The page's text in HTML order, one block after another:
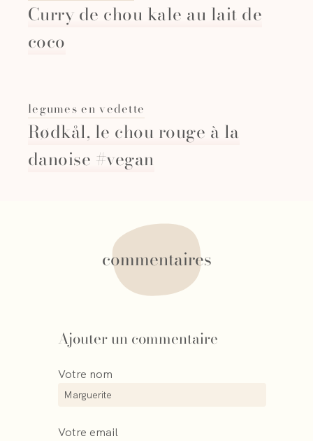
Curry de chou kale au lait de
coco
legumes en vedette
Rødkål, le chou rouge à la
danoise #vegan
commentaires
Ajouter un commentaire
Votre nom
Votre email